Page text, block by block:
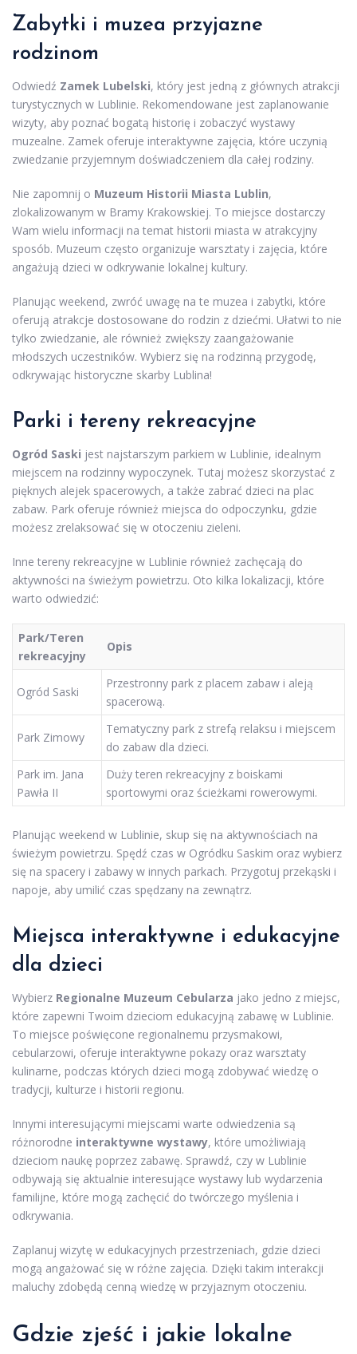
Zabytki i muzea przyjazne
rodzinom
Odwiedź Zamek Lubelski, który jest jedną z głównych atrakcji
turystycznych w Lublinie. Rekomendowane jest zaplanowanie
wizyty, aby poznać bogatą historię i zobaczyć wystawy
muzealne. Zamek oferuje interaktywne zajęcia, które uczynią
zwiedzanie przyjemnym doświadczeniem dla całej rodziny.
Nie zapomnij o Muzeum Historii Miasta Lublin,
zlokalizowanym w Bramy Krakowskiej. To miejsce dostarczy
Wam wielu informacji na temat historii miasta w atrakcyjny
sposób. Muzeum często organizuje warsztaty i zajęcia, które
angażują dzieci w odkrywanie lokalnej kultury.
Planując weekend, zwróć uwagę na te muzea i zabytki, które
oferują atrakcje dostosowane do rodzin z dziećmi. Ułatwi to nie
tylko zwiedzanie, ale również zwiększy zaangażowanie
młodszych uczestników. Wybierz się na rodzinną przygodę,
odkrywając historyczne skarby Lublina!
Parki i tereny rekreacyjne
Ogród Saski jest najstarszym parkiem w Lublinie, idealnym
miejscem na rodzinny wypoczynek. Tutaj możesz skorzystać z
pięknych alejek spacerowych, a także zabrać dzieci na plac
zabaw. Park oferuje również miejsca do odpoczynku, gdzie
możesz zrelaksować się w otoczeniu zieleni.
Inne tereny rekreacyjne w Lublinie również zachęcają do
aktywności na świeżym powietrzu. Oto kilka lokalizacji, które
warto odwiedzić:
Park/Teren
rekreacyjny
Opis
Ogród Saski
Przestronny park z placem zabaw i aleją
spacerową.
Park Zimowy
Tematyczny park z strefą relaksu i miejscem
do zabaw dla dzieci.
Park im. Jana
Pawła II
Duży teren rekreacyjny z boiskami
sportowymi oraz ścieżkami rowerowymi.
Planując weekend w Lublinie, skup się na aktywnościach na
świeżym powietrzu. Spędź czas w Ogródku Saskim oraz wybierz
się na spacery i zabawy w innych parkach. Przygotuj przekąski i
napoje, aby umilić czas spędzany na zewnątrz.
Miejsca interaktywne i edukacyjne
dla dzieci
Wybierz Regionalne Muzeum Cebularza jako jedno z miejsc,
które zapewni Twoim dzieciom edukacyjną zabawę w Lublinie.
To miejsce poświęcone regionalnemu przysmakowi,
cebularzowi, oferuje interaktywne pokazy oraz warsztaty
kulinarne, podczas których dzieci mogą zdobywać wiedzę o
tradycji, kulturze i historii regionu.
Innymi interesującymi miejscami warte odwiedzenia są
różnorodne interaktywne wystawy, które umożliwiają
dzieciom naukę poprzez zabawę. Sprawdź, czy w Lublinie
odbywają się aktualnie interesujące wystawy lub wydarzenia
familijne, które mogą zachęcić do twórczego myślenia i
odkrywania.
Zaplanuj wizytę w edukacyjnych przestrzeniach, gdzie dzieci
mogą angażować się w różne zajęcia. Dzięki takim interakcji
maluchy zdobędą cenną wiedzę w przyjaznym otoczeniu.
Gdzie zjeść i jakie lokalne